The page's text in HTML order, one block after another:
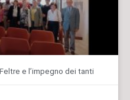
e l’impegno dei tanti